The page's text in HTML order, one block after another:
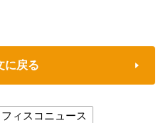
に戻る
フィスコニュース